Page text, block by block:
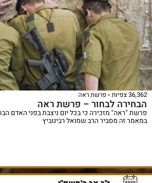
36,362 צפיות פרשת ראה
הבחירה לבחור – פרשת ראה
פרשת "ראה" מזכירה כי בכל יום ניצבת בפני האדם
במאמר זה מסביר הרב שמואל רבינוביץ